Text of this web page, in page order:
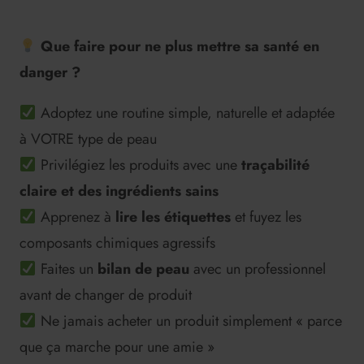
Que faire pour ne plus mettre sa santé en
danger ?
Adoptez une routine simple, naturelle et adaptée
à VOTRE type de peau
Privilégiez les produits avec unetraçabilité
claire et des ingrédients sains
Apprenez à lire les étiquetteset fuyez les
composants chimiques agressifs
Faites un bilan de peau avec un professionnel
avant de changer de produit
Ne jamais acheter un produit simplement « parce
que ça marche pour une amie »